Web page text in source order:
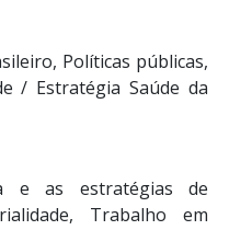
Políticas públicas,
/ Estratégia Saúde da
e as estratégias de
Trabalho em